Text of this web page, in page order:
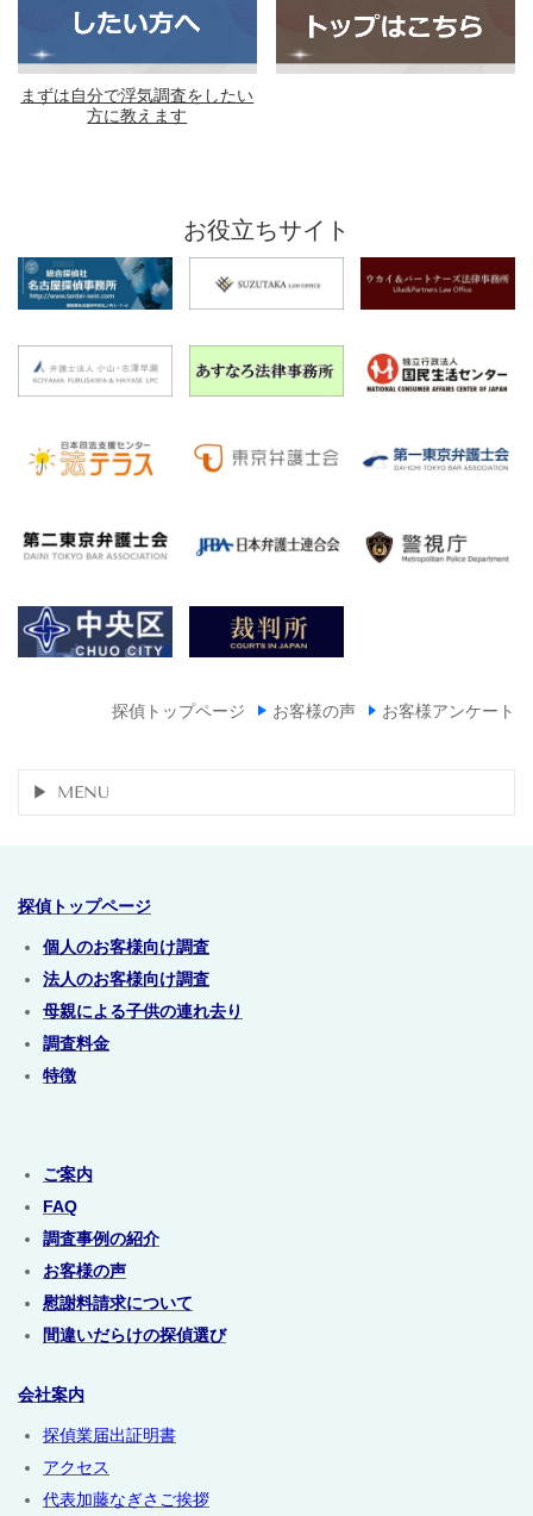
まずは自分で浮気調査をしたい
方に教えます
お役立ちサイト
探偵トップページ お客様の声 お客様アンケート
MENU
探偵トップページ
個人のお客様向け調査
法人のお客様向け調査
母親による子供の連れ去り
調査料金
特徴
ご案内
FAQ
調査事例の紹介
お客様の声
慰謝料請求について
間違いだらけの探偵選び
会社案内
探偵業届出証明書
アクセス
代表加藤なぎさご挨拶